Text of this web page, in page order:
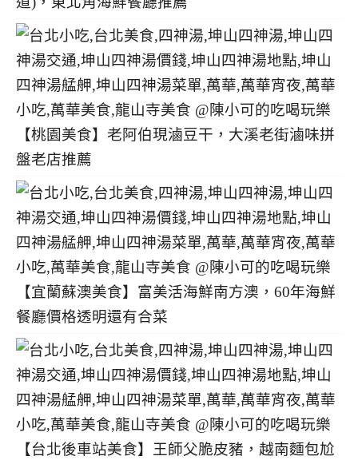
【桃園美食】老阿伯現滷豆干，大溪老街滷味拼
盤老店推薦
【宜蘭蘇澳美食】富美活海鮮南方澳，60年海鮮
餐廳價格透明還有合菜
【台北後車站美食】王師父脆皮豬，越南麵包尬